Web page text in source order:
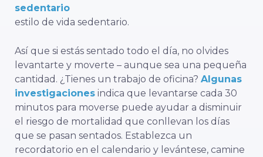
sedentario
estilo de vida sedentario.
Así que si estás sentado todo el día, no olvides
levantarte y moverte – aunque sea una pequeña
cantidad. ¿Tienes un trabajo de oficina? Algunas
investigaciones indica que levantarse cada 30
minutos para moverse puede ayudar a disminuir
el riesgo de mortalidad que conllevan los días
que se pasan sentados. Establezca un
recordatorio en el calendario y levántese, camine